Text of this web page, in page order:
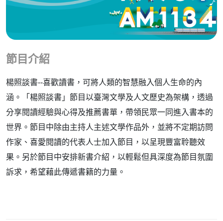
節目介紹
楊照談書--喜歡讀書，可將人類的智慧融入個人生命的內
涵。「楊照談書」節目以臺灣文學及人文歷史為架構，透過
分享閱讀經驗與心得及推薦書單，帶領民眾一同進入書本的
世界。節目中除由主持人主述文學作品外，並將不定期訪問
作家、喜愛閱讀的代表人士加入節目，以呈現豐富聆聽效
果。另於節目中安排新書介紹，以輕鬆但具深度為節目氛圍
訴求，希望藉此傳遞書籍的力量。